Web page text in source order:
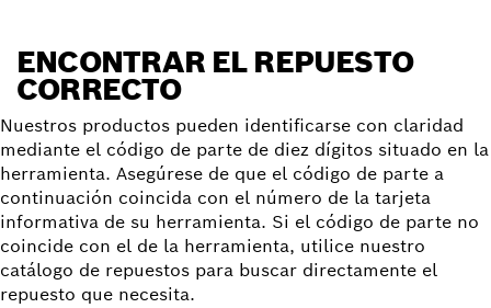
ENCONTRAR EL REPUESTO
CORRECTO
Nuestros productos pueden identificarse con claridad
mediante el código de parte de diez dígitos situado en la
herramienta. Asegúrese de que el código de parte a
continuación coincida con el número de la tarjeta
informativa de su herramienta. Si el código de parte no
coincide con el de la herramienta, utilice nuestro
catálogo de repuestos para buscar directamente el
repuesto que necesita.